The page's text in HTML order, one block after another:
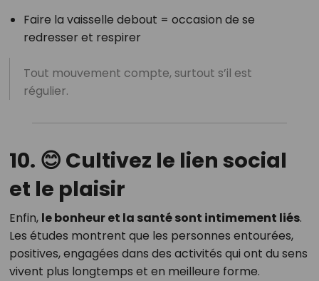
Faire la vaisselle debout = occasion de se
redresser et respirer
Tout mouvement compte, surtout s’il est
régulier.
10. 😊 Cultivez le lien social
et le plaisir
Enfin, le bonheur et la santé sont intimement liés.
Les études montrent que les personnes entourées,
positives, engagées dans des activités qui ont du sens
vivent plus longtemps et en meilleure forme.